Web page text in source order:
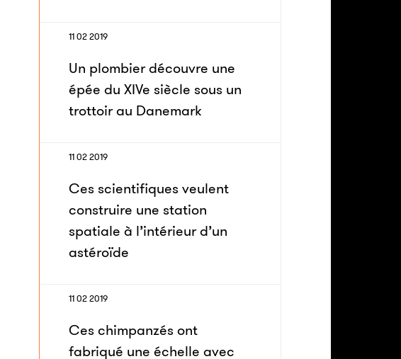
11 02 2019
Un plombier découvre une
épée du XIVe siècle sous un
trottoir au Danemark
11 02 2019
Ces scientifiques veulent
construire une station
spatiale à l’intérieur d’un
astéroïde
11 02 2019
Ces chimpanzés ont
fabriqué une échelle avec